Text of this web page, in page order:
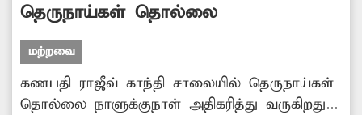
தெருநாய்கள் தொல்லை
மற்றவை
கணபதி ராஜீவ் காந்தி சாலையில் தெருநாய்கள்
தொல்லை நாளுக்குநாள் அதிகரித்து வருகிறது.